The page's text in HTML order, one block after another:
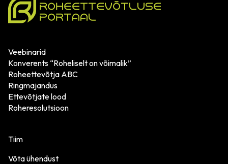
Veebinarid
Konverents “Roheliselt on võimalik”
Roheettevõtja ABC
Ringmajandus
Ettevõtjate lood
Roheresolutsioon
Tiim
Võta ühendust